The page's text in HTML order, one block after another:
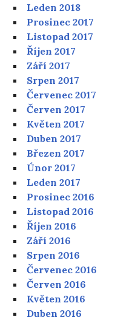
Leden 2018
Prosinec 2017
Listopad 2017
Říjen 2017
Září 2017
Srpen 2017
Červenec 2017
Červen 2017
Květen 2017
Duben 2017
Březen 2017
Únor 2017
Leden 2017
Prosinec 2016
Listopad 2016
Říjen 2016
Září 2016
Srpen 2016
Červenec 2016
Červen 2016
Květen 2016
Duben 2016